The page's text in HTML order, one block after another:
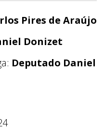
Pires de Araújo
Donizet
Deputado Daniel